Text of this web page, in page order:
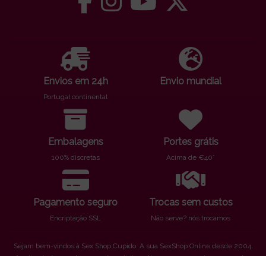
Envios em 24h
Portugal continental
Envio mundial
Embalagens
100% discretas
Portes grátis
Acima de €40*
Pagamento seguro
Encriptação SSL
Trocas sem custos
Não serve? nós trocamos
Sejam bem-vindos à Sex Shop Cupido. A sua SexShop Online desde 2004.